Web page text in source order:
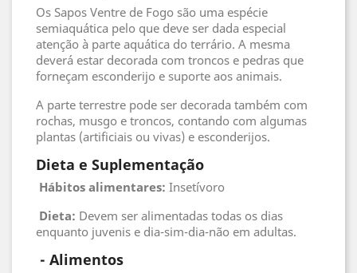
Os Sapos Ventre de Fogo são uma espécie
semiaquática pelo que deve ser dada especial
atenção à parte aquática do terrário. A mesma
deverá estar decorada com troncos e pedras que
forneçam esconderijo e suporte aos animais.
A parte terrestre pode ser decorada também com
rochas, musgo e troncos, contando com algumas
plantas (artificiais ou vivas) e esconderijos.
Dieta e Suplementação
Hábitos alimentares: Insetívoro
Dieta: Devem ser alimentadas todas os dias
enquanto juvenis e dia-sim-dia-não em adultas.
- Alimentos